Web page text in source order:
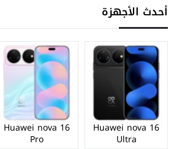
أحدث الأجهزة
Huawei nova 16
Ultra
Huawei nova 16
Pro